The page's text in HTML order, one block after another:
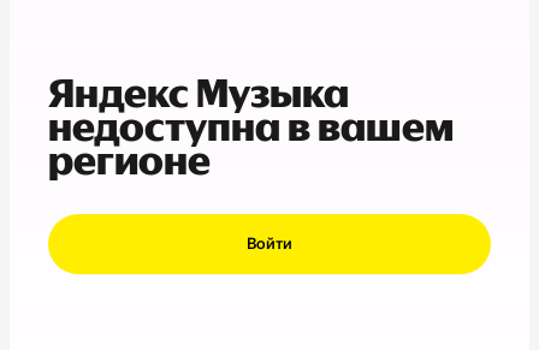
Яндекс Музыка
недоступна в вашем
регионе
Войти